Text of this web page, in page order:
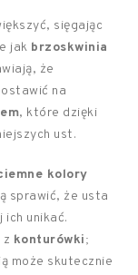
sięgając
jak brzoskwinia
że
na
, które dzięki
ust.
kolory
sprawić, że usta
unikać.
konturówki;
może skutecznie